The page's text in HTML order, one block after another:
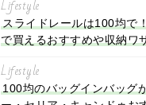
Lifestyle
スライドレールは100均で
で買えるおすすめや収納ワ
Lifestyle
100均のバッグインバッグ